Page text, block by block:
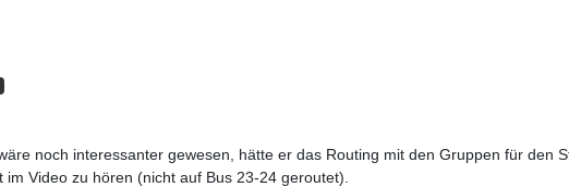
noch interessanter gewesen, hätte er das Routing mit den Gruppen für den
Video zu hören (nicht auf Bus 23-24 geroutet).